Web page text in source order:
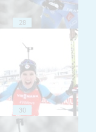
28
30